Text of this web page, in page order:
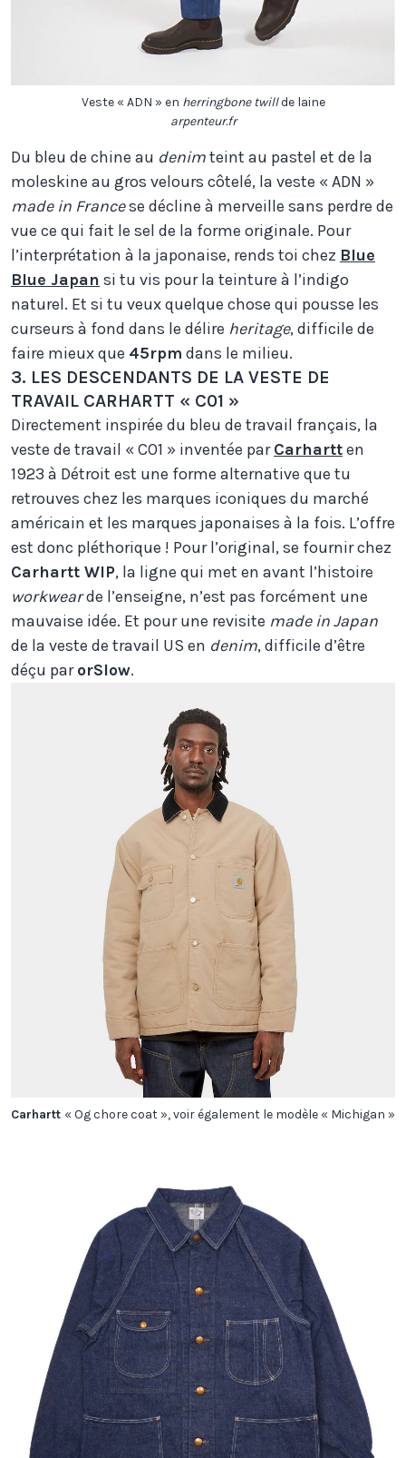
Veste « ADN » en herringbone twillde laine
arpenteur.fr
Du bleu de chine au denimteint au pastel et de la
moleskine au gros velours côtelé, la veste « ADN »
made in Francese décline à merveille sans perdre de
vue ce qui fait le sel de la forme originale. Pour
l’interprétation à la japonaise, rends toi chez Blue
Blue Japan si tu vis pour la teinture à l’indigo
naturel. Et si tu veux quelque chose qui pousse les
curseurs à fond dans le délire heritage, difficile de
faire mieux que 45rpm dans le milieu.
3. LES DESCENDANTS DE LA VESTE DE
TRAVAIL CARHARTT « C01 »
Directement inspirée du bleu de travail français, la
veste de travail « CO1 » inventée parCarhartten
1923 à Détroit est une forme alternative que tu
retrouves chez les marques iconiques du marché
américain et les marques japonaises à la fois. L’offre
est donc pléthorique ! Pour l’original, se fournir chez
Carhartt WIP, la ligne qui met en avant l’histoire
workwearde l’enseigne, n’est pas forcément une
mauvaise idée. Et pour une revisite made in Japan
de la veste de travail US en denim, difficile d’être
déçu parorSlow.
Carhartt « Og chore coat », voir également le modèle « Michigan »